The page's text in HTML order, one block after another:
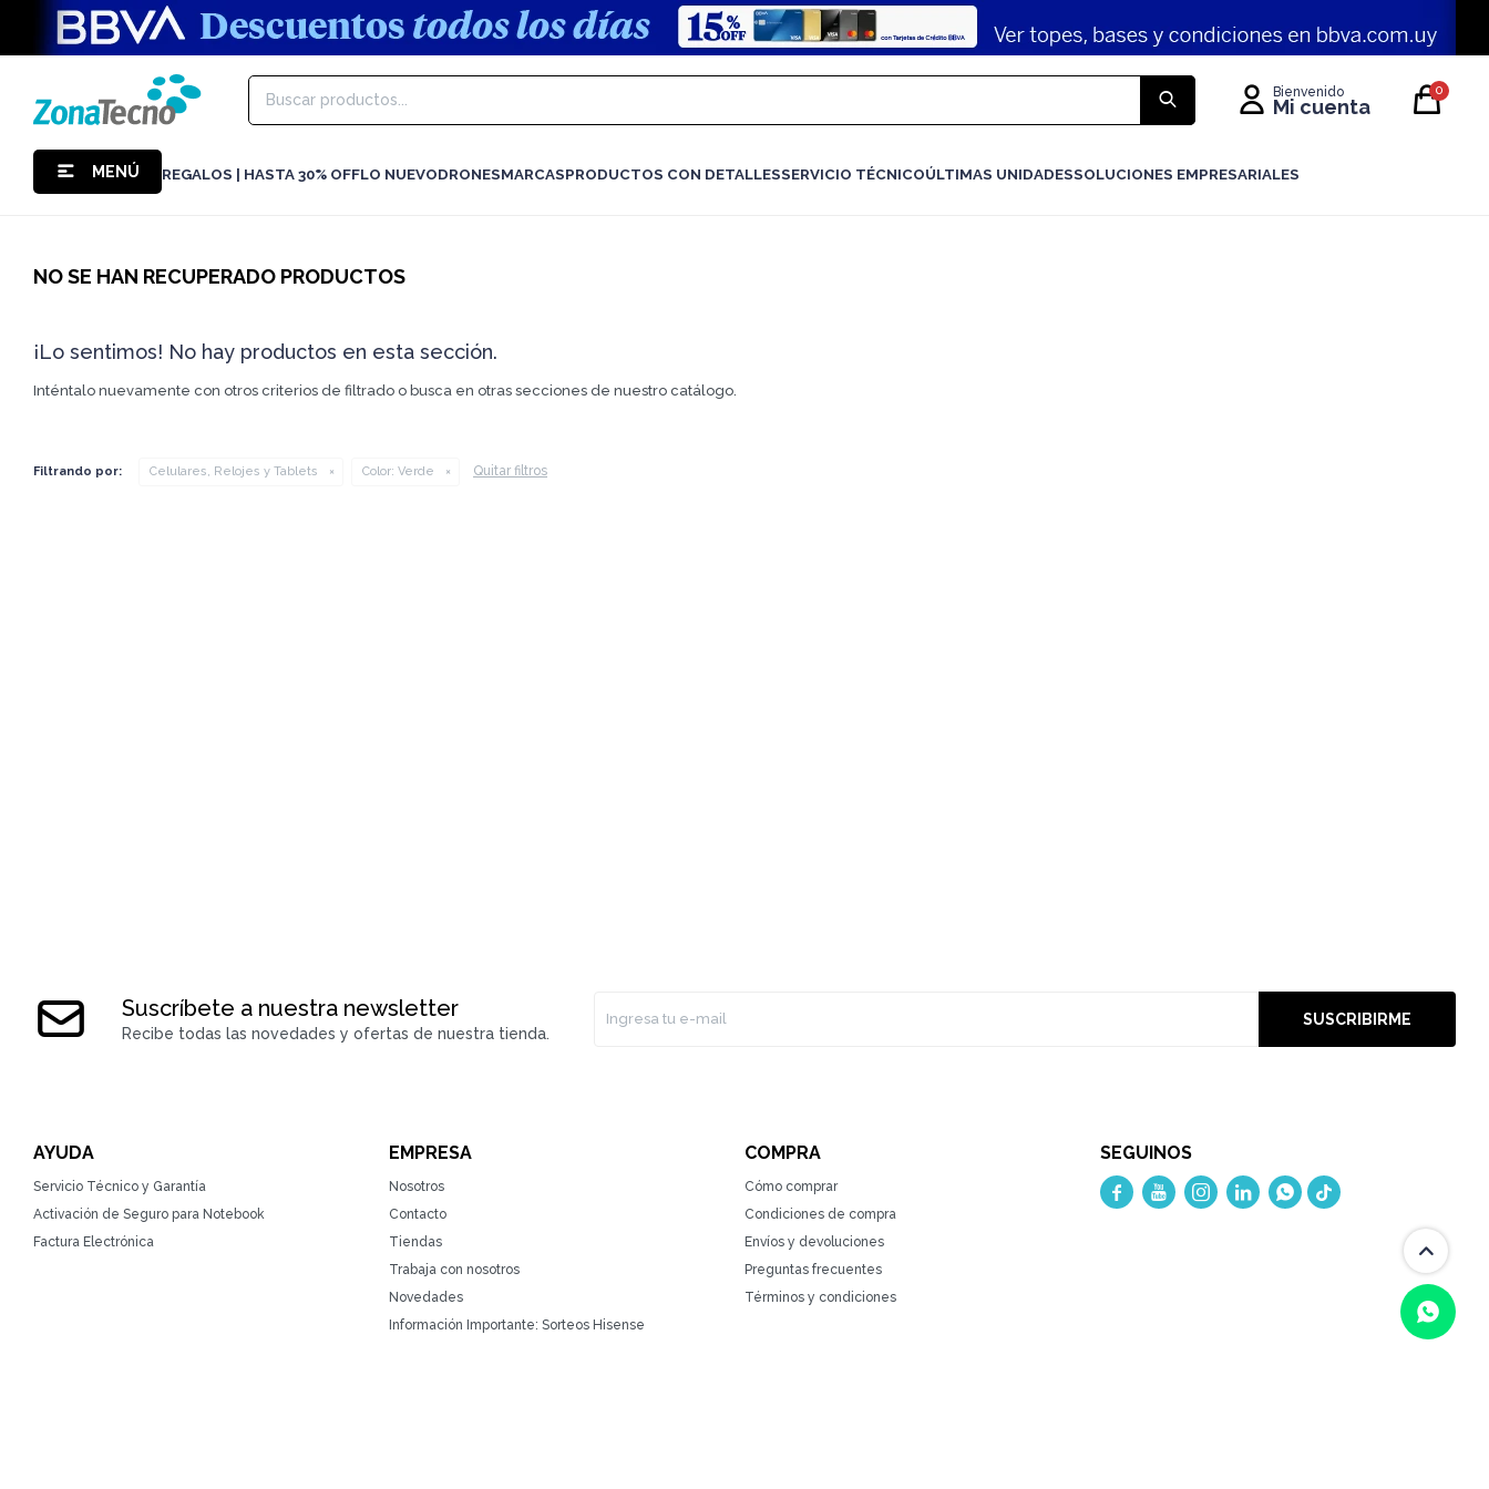
MENÚ REGALOS | HASTA 30% OFFLO NUEVODRONESMARCASPRODUCTOS CON DETALLESSERVICIO TÉCNICOÚLTIMAS UNIDADESSOLUCIONES EMPRESARIALES
0
NO SE HAN RECUPERADO PRODUCTOS
¡Lo sentimos! No hay productos en esta sección.
Inténtalo nuevamente con otros criterios de filtrado o busca en otras secciones de nuestro catálogo.
Filtrando por: Celulares, Relojes y Tablets Color: Verde Quitar filtros
Suscríbete a nuestra newsletter
Recibe todas las novedades y ofertas de nuestra tienda.
SUSCRIBIRME
AYUDA
Servicio Técnico y Garantía
Activación de Seguro para Notebook
Factura Electrónica
EMPRESA
Nosotros
Contacto
Tiendas
Trabaja con nosotros
Novedades
Información Importante: Sorteos Hisense
COMPRA
Cómo comprar
Condiciones de compra
Envíos y devoluciones
Preguntas frecuentes
Términos y condiciones
SEGUINOS
    